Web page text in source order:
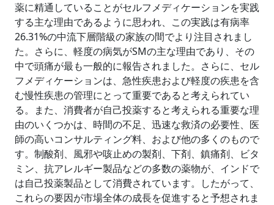
薬に精通していることがセルフメディケーションを実践
する主な理由であるように思われ、この実践は有病率
26.31%の中流下層階級の家族の間でより注目されまし
た。さらに、軽度の病気がSMの主な理由であり、その
中で頭痛が最も一般的に報告されました。さらに、セル
フメディケーションは、急性疾患および軽度の疾患を含
む慢性疾患の管理にとって重要であると考えられてい
る。また、消費者が自己投薬すると考えられる重要な理
由のいくつかは、時間の不足、迅速な救済の必要性、医
師の高いコンサルティング料、および他の多くのもので
す。制酸剤、風邪や咳止めの製剤、下剤、鎮痛剤、ビタ
ミン、抗アレルギー製品などの多数の薬物が、インドで
は自己投薬製品として消費されています。したがって、
これらの要因が市場全体の成長を促進すると予想されま